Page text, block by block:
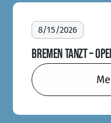
8/15/2026
BREMEN TANZT –